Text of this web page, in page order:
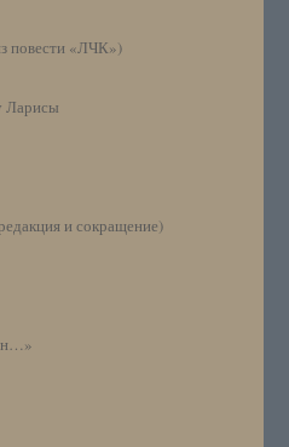
«ЛЧК»)
Ларисы
и сокращение)